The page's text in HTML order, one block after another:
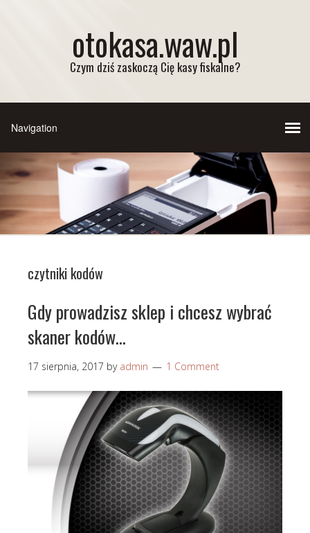
otokasa.waw.pl
Czym dziś zaskoczą Cię kasy fiskalne?
czytniki kodów
Gdy prowadzisz sklep i chcesz wybrać
skaner kodów…
17 sierpnia, 2017 by admin 1 Comment